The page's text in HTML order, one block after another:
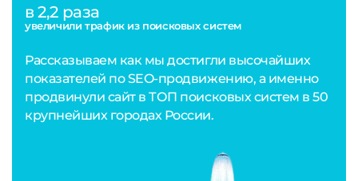
в 2,2 раза
увеличили трафик из поисковых систем
Рассказываем как мы достигли высочайших
показателей по SEO-продвижению, а именно
продвинули сайт в ТОП поисковых систем в 50
крупнейших городах России.